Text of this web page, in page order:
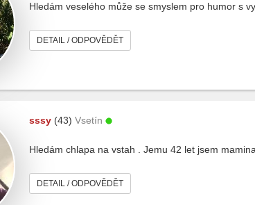
Hledám veselého může se smyslem pro humor s
DETAIL / ODPOVĚDĚT
sssy (43) Vsetín
Hledám chlapa na vstah . Jemu 42 let jsem
DETAIL / ODPOVĚDĚT